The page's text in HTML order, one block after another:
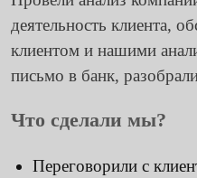
деятельность клиента,
клиентом и нашими
письмо в банк,
Что сделали мы?
Переговорили с